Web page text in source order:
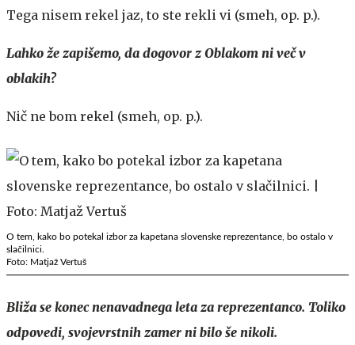
Tega nisem rekel jaz, to ste rekli vi (smeh, op. p.).
Lahko že zapišemo, da dogovor z Oblakom ni več v
oblakih?
Nič ne bom rekel (smeh, op. p.).
O tem, kako bo potekal izbor za kapetana slovenske reprezentance, bo ostalo v
slačilnici.
Foto: Matjaž Vertuš
Bliža se konec nenavadnega leta za reprezentanco. Toliko
odpovedi, svojevrstnih zamer ni bilo še nikoli.